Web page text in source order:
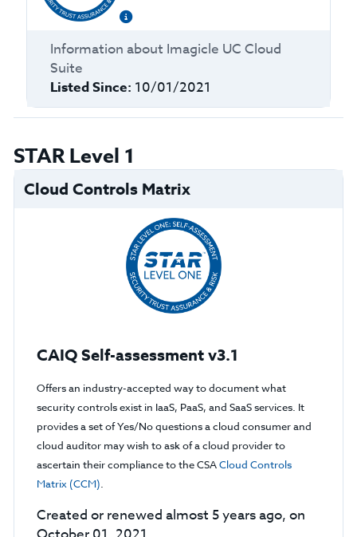
Information about Imagicle UC Cloud
Suite
Listed Since: 10/01/2021
STAR Level 1
Cloud Controls Matrix
CAIQ Self-assessment v3.1
Offers an industry-accepted way to document what
security controls exist in IaaS, PaaS, and SaaS services. It
provides a set of Yes/No questions a cloud consumer and
cloud auditor may wish to ask of a cloud provider to
ascertain their compliance to the CSACloud Controls
Matrix (CCM).
Created or renewed almost 5 years ago, on